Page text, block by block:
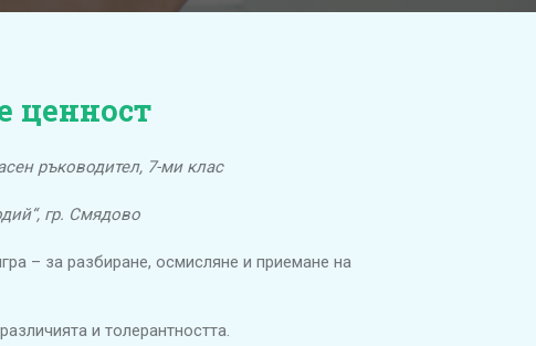
ценност
ръководител, 7-ми клас
гр. Смядово
– за разбиране, осмисляне и приемане на
и толерантността.